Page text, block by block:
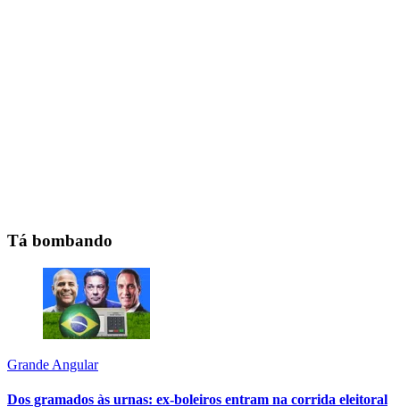
Tá bombando
Grande Angular
Dos gramados às urnas: ex-boleiros entram na corrida eleitoral